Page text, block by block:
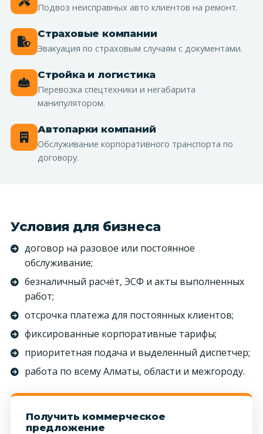
Подвоз неисправных авто клиентов на ремонт.
Страховые компании
Эвакуация по страховым случаям с документами.
Стройка и логистика
Перевозка спецтехники и негабарита
манипулятором.
Автопарки компаний
Обслуживание корпоративного транспорта по
договору.
Условия для бизнеса
договор на разовое или постоянное
обслуживание;
безналичный расчёт, ЭСФ и акты выполненных
работ;
отсрочка платежа для постоянных клиентов;
фиксированные корпоративные тарифы;
приоритетная подача и выделенный диспетчер;
работа по всему Алматы, области и межгороду.
Получить коммерческое
предложение